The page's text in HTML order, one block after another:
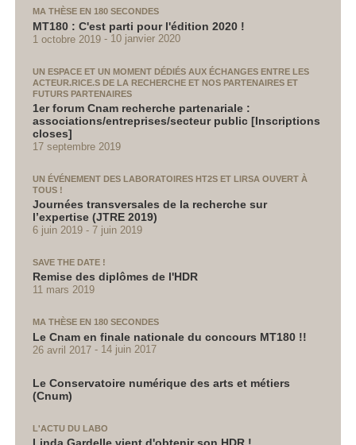
MA THÈSE EN 180 SECONDES
MT180 : C'est parti pour l'édition 2020 !
1 octobre 2019 10 janvier 2020
UN ESPACE ET UN MOMENT DÉDIÉS AUX ÉCHANGES ENTRE LES
ACTEUR.RICE.S DE LA RECHERCHE ET NOS PARTENAIRES ET
FUTURS PARTENAIRES
1er forum Cnam recherche partenariale :
associations/entreprises/secteur public [Inscriptions
closes]
17 septembre 2019
UN ÉVÉNEMENT DES LABORATOIRES HT2S ET LIRSA OUVERT À
TOUS !
Journées transversales de la recherche sur
l’expertise (JTRE 2019)
6 juin 2019 7 juin 2019
SAVE THE DATE !
Remise des diplômes de l'HDR
11 mars 2019
MA THÈSE EN 180 SECONDES
Le Cnam en finale nationale du concours MT180 !!
26 avril 2017 14 juin 2017
Le Conservatoire numérique des arts et métiers
(Cnum)
L'ACTU DU LABO